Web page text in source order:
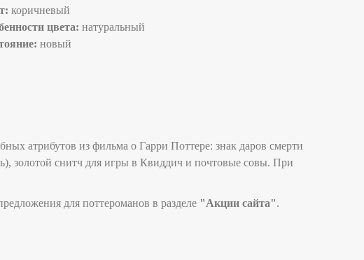
коричневый
цвета: натуральный
новый
атрибутов из фильма о Гарри Поттере: знак даров смерти
золотой снитч для игры в Квиддич и почтовые совы. При
для поттероманов в разделе "Акции сайта".